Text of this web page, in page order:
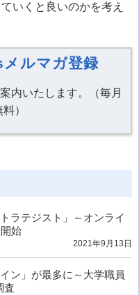
いくと良いのかを考え
ルマガ登録
内いたします。（毎月
）
ラテジスト」～オンライ
始
2021年9月13日
ン」が最多に～大学職員
査